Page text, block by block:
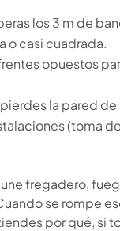
los 3 m de
o casi cuadrada.
opuestos
la pared
(toma
fregadero,
se rompe
por qué, si